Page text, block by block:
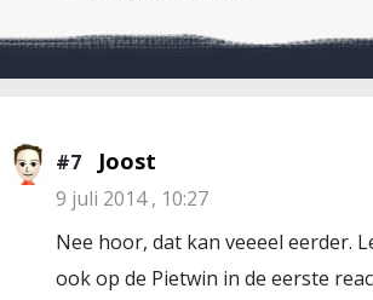
#7 Joost
9 juli 2014 , 10:27
Nee hoor, dat kan veeeel eerder.
ook op de Pietwin in de eerste